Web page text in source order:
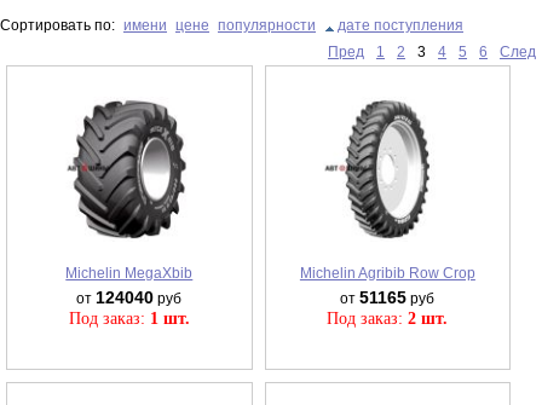
Сортировать по: имени цене популярности
дате поступления
Пред
1 2 3 4 5 6 След
Michelin MegaXbib
от 124040 руб
Под заказ: 1 шт.
Michelin Agribib Row Crop
от51165 руб
Под заказ:2 шт.